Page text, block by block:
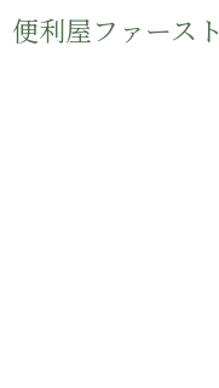
便利屋ファースト